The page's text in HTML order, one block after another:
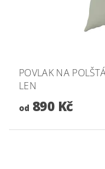
POVLAK NA
LEN
od 890 Kč